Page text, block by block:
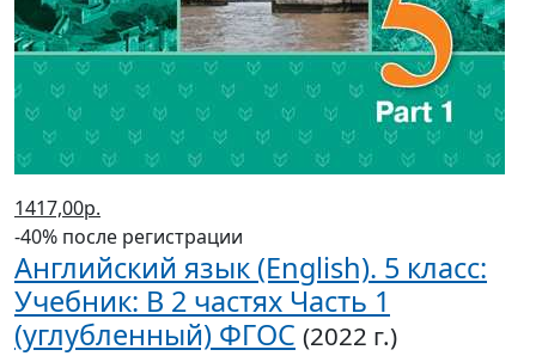
1417,00р.
-40% после регистрации
Английский язык (English). 5 класс:
Учебник: В 2 частях Часть 1
(углубленный) ФГОС (2022 г.)